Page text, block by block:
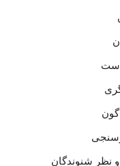
و نظر شنوندگان